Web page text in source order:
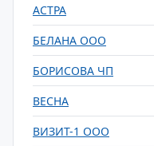
АСТРА
БЕЛАНА ООО
БОРИСОВА ЧП
ВЕСНА
ВИЗИТ-1 ООО